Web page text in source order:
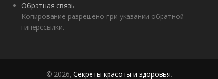
Обратная связь
Копирование разрешено при указании обратной
гиперссылки.
© 2026, Секреты красоты и здоровья.